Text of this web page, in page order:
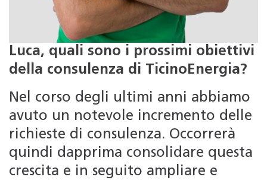
Luca, quali sono i prossimi obiettivi
della consulenza di TicinoEnergia?
Nel corso degli ultimi anni abbiamo
avuto un notevole incremento delle
richieste di consulenza. Occorrerà
quindi dapprima consolidare questa
crescita e in seguito ampliare e